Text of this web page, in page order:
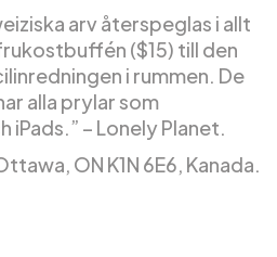
arv återspeglas i allt
($15) till den
i rummen. De
alla prylar som
iPads.” – Lonely Planet.
ON K1N 6E6, Kanada.